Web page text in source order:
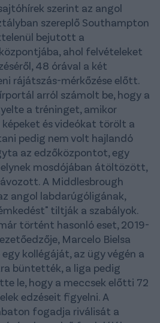
szerint az angol
szereplő Southampton
bejutott a
ahol felvételeket
48 órával a két
rájátszás-mérkőzése előtt.
arról számolt be, hogy a
a tréninget, amikor
és videókat törölt a
pedig nem volt hajlandó
az edzőközpontot, egy
mosdójában átöltözött,
A Middlesbrough
angol labdarúgóligának,
tiltják a szabályok.
történt hasonló eset, 2019-
Marcelo Bielsa
kollégáját, az ügy végén a
büntették, a liga pedig
le, hogy a meccsek előtti 72
edzéseit figyelni. A
fogadja riválisát a